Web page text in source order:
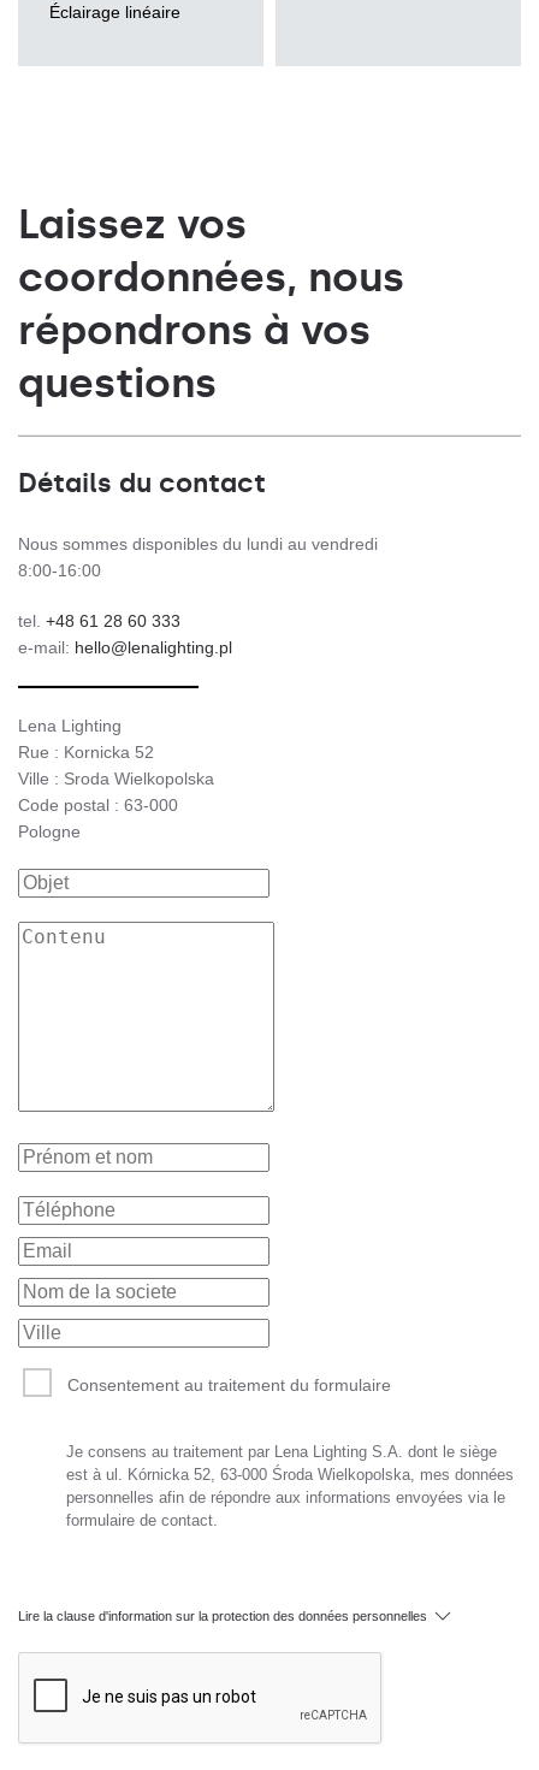
Éclairage linéaire
Laissez vos
coordonnées, nous
répondrons à vos
questions
Détails du contact
Nous sommes disponibles du lundi au vendredi
8:00-16:00
tel. +48 61 28 60 333
e-mail: hello@lenalighting.pl
Lena Lighting
Rue : Kornicka 52
Ville : Sroda Wielkopolska
Code postal : 63-000
Pologne
Consentement au traitement du formulaire
Je consens au traitement par Lena Lighting S.A. dont le siège
est à ul. Kórnicka 52, 63-000 Środa Wielkopolska, mes données
personnelles afin de répondre aux informations envoyées via le
formulaire de contact.
Lire la clause d'information sur la protection des données personnelles